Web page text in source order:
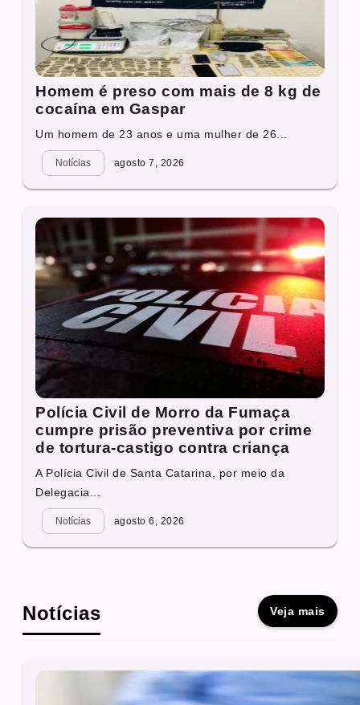
Homem é preso com mais de 8 kg de
cocaína em Gaspar
Um homem de 23 anos e uma mulher de 26...
Notícias agosto 7, 2026
Polícia Civil de Morro da Fumaça
cumpre prisão preventiva por crime
de tortura-castigo contra criança
A Polícia Civil de Santa Catarina, por meio da
Delegacia...
Notícias agosto 6, 2026
Notícias Veja mais